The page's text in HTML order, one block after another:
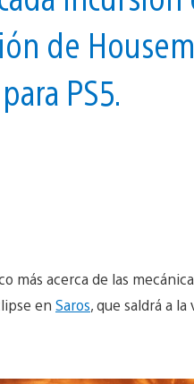
de
PS5.
más acerca de las
en Saros, que saldrá a